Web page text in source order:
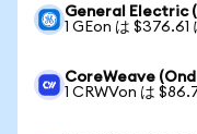
General Electric
1 GEon は $376.61
CoreWeave
1 CRWVon は